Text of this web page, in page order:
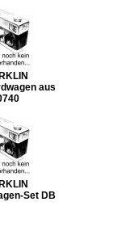
aus
Set DB